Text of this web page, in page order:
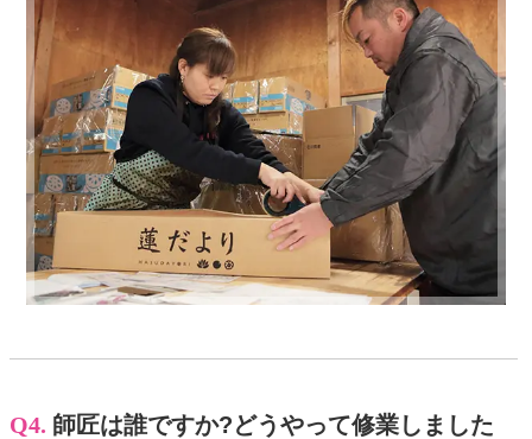
Q4. 師匠は誰ですか?どうやって修業しました